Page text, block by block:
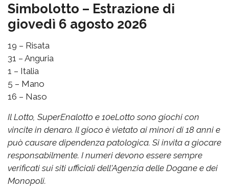
Simbolotto – Estrazione di
giovedì 6 agosto 2026
19 – Risata
31 – Anguria
1 – Italia
5 – Mano
16 – Naso
Il Lotto, SuperEnalotto e 10eLotto sono giochi con
vincite in denaro. Il gioco è vietato ai minori di 18 anni e
può causare dipendenza patologica. Si invita a giocare
responsabilmente. I numeri devono essere sempre
verificati sui siti ufficiali dell'Agenzia delle Dogane e dei
Monopoli.